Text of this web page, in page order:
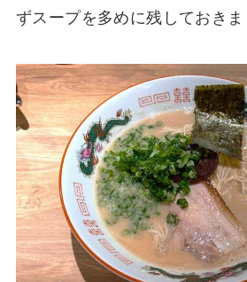
ずスープを多めに残しておきま